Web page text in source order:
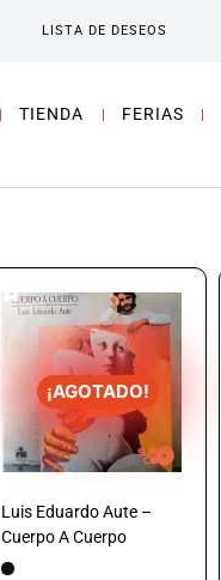
LISTA DE DESEOS
TIENDA FERIAS
¡AGOTADO!
Luis Eduardo Aute –
Cuerpo A Cuerpo